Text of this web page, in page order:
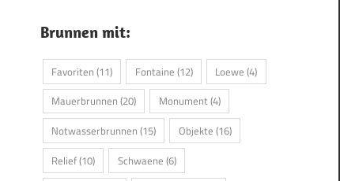
Brunnen mit:
Favoriten (11) Fontaine (12) Loewe (4)
Mauerbrunnen (20) Monument(4)
Notwasserbrunnen (15) Objekte (16)
Relief(10) Schwaene (6)